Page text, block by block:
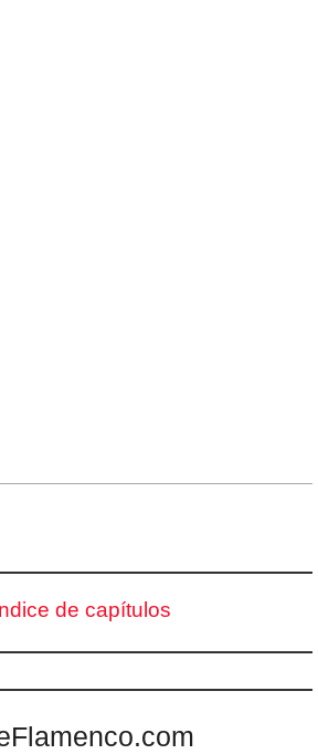
de capítulos